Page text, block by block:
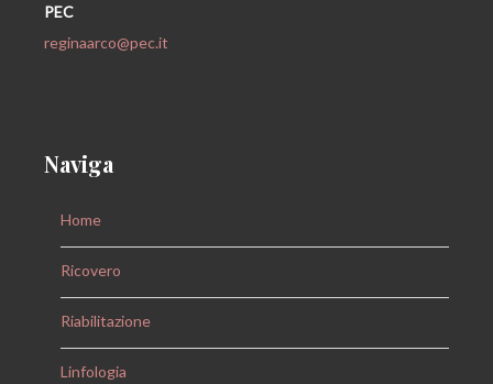
PEC
reginaarco@pec.it
Naviga
Home
Ricovero
Riabilitazione
Linfologia